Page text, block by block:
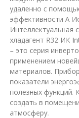
удаленно с
эффективности А
Интеллектуальная
хладагент R32 ИК
– это серия
применением
материалов.
показатели
полезных функций.
создать в
атмосферу.